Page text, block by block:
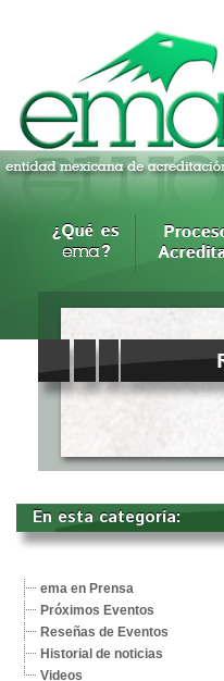
En esta categoría:
ema en Prensa
Próximos Eventos
Reseñas de Eventos
Historial de noticias
Videos